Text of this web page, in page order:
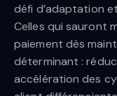
défi d’adaptation
Celles qui sauront
paiement dès
déterminant :
accélération des